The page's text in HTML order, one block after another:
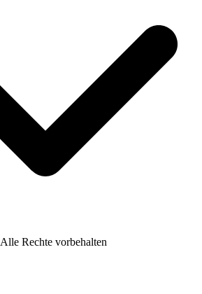
Alle Rechte vorbehalten